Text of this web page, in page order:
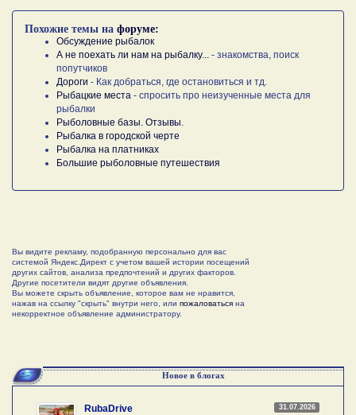
Похожие темы на форуме:
Обсуждение рыбалок
А не поехать ли нам на рыбалку...
- знакомства, поиск
попутчиков
Дороги - Как добраться, где остановиться и тд.
Рыбацкие места - спросить про неизученные места для
рыбалки
Рыболовные базы. Отзывы.
Рыбалка в городской черте
Рыбалка на платниках
Большие рыболовные путешествия
Вы видите рекламу, подобранную персонально для вас
системой Яндекс.Директ с учетом вашей истории посещений
других сайтов, анализа предпочтений и других факторов.
Другие посетители видят другие объявления.
Вы можете скрыть объявление, которое вам не нравится,
нажав на ссылку "скрыть" внутри него, или пожаловаться на
некорректное объявление администратору.
Новое в блогах
31.07.2026
RubaDrive